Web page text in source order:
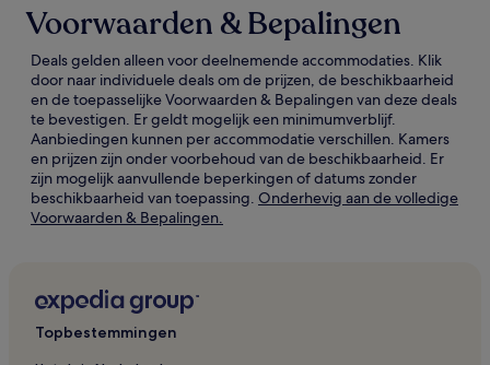
Voorwaarden & Bepalingen
Deals gelden alleen voor deelnemende accommodaties. Klik
door naar individuele deals om de prijzen, de beschikbaarheid
en de toepasselijke Voorwaarden & Bepalingen van deze deals
te bevestigen. Er geldt mogelijk een minimumverblijf.
Aanbiedingen kunnen per accommodatie verschillen. Kamers
en prijzen zijn onder voorbehoud van de beschikbaarheid. Er
zijn mogelijk aanvullende beperkingen of datums zonder
beschikbaarheid van toepassing. Onderhevig aan de volledige
Voorwaarden & Bepalingen.
Topbestemmingen